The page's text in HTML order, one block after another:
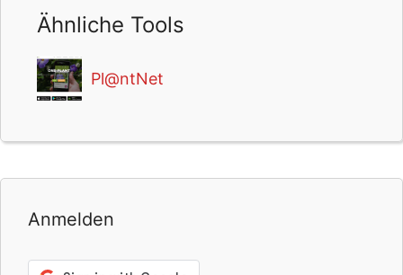
Ähnliche Tools
Pl@ntNet
Anmelden